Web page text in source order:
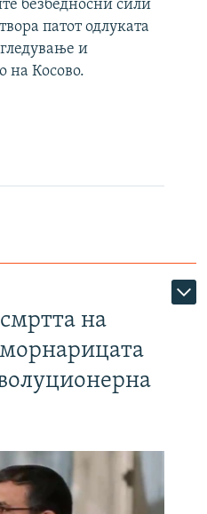
безбедносни сили
патот одлуката
и
на Косово.
на